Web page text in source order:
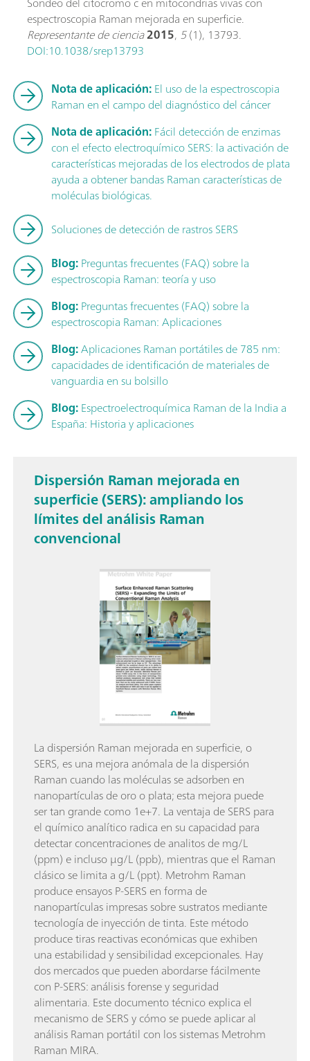
espectroscopia Raman mejorada en superficie.
Representante de ciencia2015, 5(1), 13793.
DOI:10.1038/srep13793
Nota de aplicación:El uso de la espectroscopia
Raman en el campo del diagnóstico del cáncer
Nota de aplicación:Fácil detección de enzimas
con el efecto electroquímico SERS: la activación de
características mejoradas de los electrodos de plata
ayuda a obtener bandas Raman características de
moléculas biológicas.
Soluciones de detección de rastros SERS
Blog:Preguntas frecuentes (FAQ) sobre la
espectroscopia Raman: teoría y uso
Blog:Preguntas frecuentes (FAQ) sobre la
espectroscopia Raman: Aplicaciones
Blog:Aplicaciones Raman portátiles de 785 nm:
capacidades de identificación de materiales de
vanguardia en su bolsillo
Blog:Espectroelectroquímica Raman de la India a
España: Historia y aplicaciones
Dispersión Raman mejorada en
superficie (SERS): ampliando los
límites del análisis Raman
convencional
La dispersión Raman mejorada en superficie, o
SERS, es una mejora anómala de la dispersión
Raman cuando las moléculas se adsorben en
nanopartículas de oro o plata; esta mejora puede
ser tan grande como 1e+7. La ventaja de SERS para
el químico analítico radica en su capacidad para
detectar concentraciones de analitos de mg/L
(ppm) e incluso µg/L (ppb), mientras que el Raman
clásico se limita a g/L (ppt). Metrohm Raman
produce ensayos P-SERS en forma de
nanopartículas impresas sobre sustratos mediante
tecnología de inyección de tinta. Este método
produce tiras reactivas económicas que exhiben
una estabilidad y sensibilidad excepcionales. Hay
dos mercados que pueden abordarse fácilmente
con P-SERS: análisis forense y seguridad
alimentaria. Este documento técnico explica el
mecanismo de SERS y cómo se puede aplicar al
análisis Raman portátil con los sistemas Metrohm
Raman MIRA.